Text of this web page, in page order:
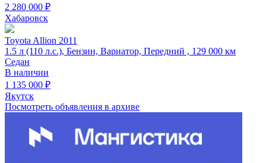
2 280 000 ₽
Хабаровск
Toyota Allion 2011
1.5 л (110 л.с.), Бензин, Вариатор, Передний , 129 000 км
Седан
В наличии
1 135 000 ₽
Якутск
Посмотреть объявления в архиве